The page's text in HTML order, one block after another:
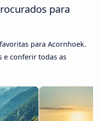
para
para Acornhoek.
e conferir todas as